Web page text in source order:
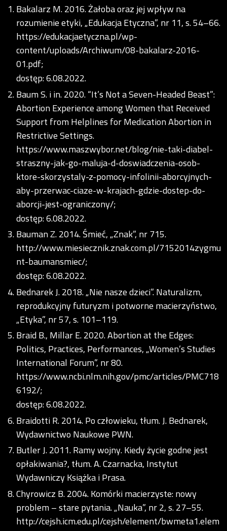
Bakalarz M. 2016. Żałoba oraz jej wpływ na
rozumienie etyki, „Edukacja Etyczna”, nr 11, s. 54–66.
https://edukacjaetyczna.pl/wp-
content/uploads/Archiwum/08-bakalarz-2016-
01.pdf;
dostęp: 6.08.2022.
Baum S. i in. 2020. “It’s Not a Seven-Headed Beast”:
Abortion Experience among Women that Received
Support from Helplines for Medication Abortion in
Restrictive Settings.
https://www.maszwybor.net/blog/nie-taki-diabel-
straszny-jak-go-maluja-d-doswiadczenia-osob-
ktore-skorzystaly-z-pomocy-infolinii-aborcyjnych-
aby-przerwac-ciaze-w-krajach-gdzie-dostep-do-
aborcji-jest-ograniczony/;
dostęp: 6.08.2022.
Bauman Z. 2014. Śmieć, „Znak”, nr 715.
http://www.miesiecznik.znak.com.pl/7152014zygmu
nt-baumansmiec/;
dostęp: 6.08.2022.
Bednarek J. 2018. „Nie nasze dzieci”. Naturalizm,
reprodukcyjny futuryzm i potworne macierzyństwo,
„Etyka”, nr 57, s. 101–119.
Braid B., Millar E. 2020. Abortion at the Edges:
Politics, Practices, Performances, „Women’s Studies
International Forum”, nr 80.
https://www.ncbi.nlm.nih.gov/pmc/articles/PMC718
6192/;
dostęp: 6.08.2022.
Braidotti R. 2014. Po człowieku, tłum. J. Bednarek,
Wydawnictwo Naukowe PWN.
Butler J. 2011. Ramy wojny. Kiedy życie godne jest
opłakiwania?, tłum. A. Czarnacka, Instytut
Wydawniczy Książka i Prasa.
Chyrowicz B. 2004. Komórki macierzyste: nowy
problem – stare pytania. „Nauka”, nr 2, s. 27–55.
http://cejsh.icm.edu.pl/cejsh/element/bwmeta1.elem